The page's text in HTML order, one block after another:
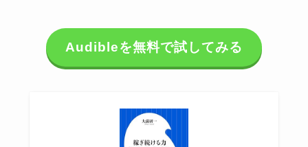
Audibleを無料で試してみる